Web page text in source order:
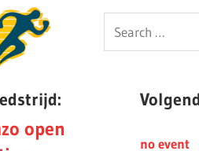
Looise
Search
for:
open
no event